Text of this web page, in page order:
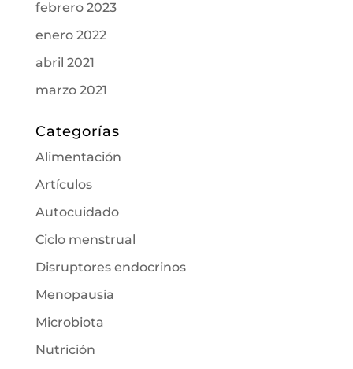
febrero 2023
enero 2022
abril 2021
marzo 2021
Categorías
Alimentación
Artículos
Autocuidado
Ciclo menstrual
Disruptores endocrinos
Menopausia
Microbiota
Nutrición